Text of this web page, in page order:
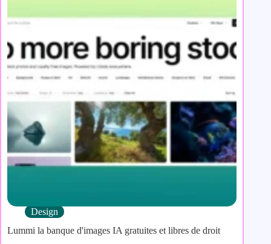
Design
Lummi la banque d'images IA gratuites et libres de droit